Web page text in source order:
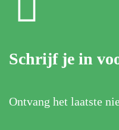
Schrijf je in
Ontvang het laatste